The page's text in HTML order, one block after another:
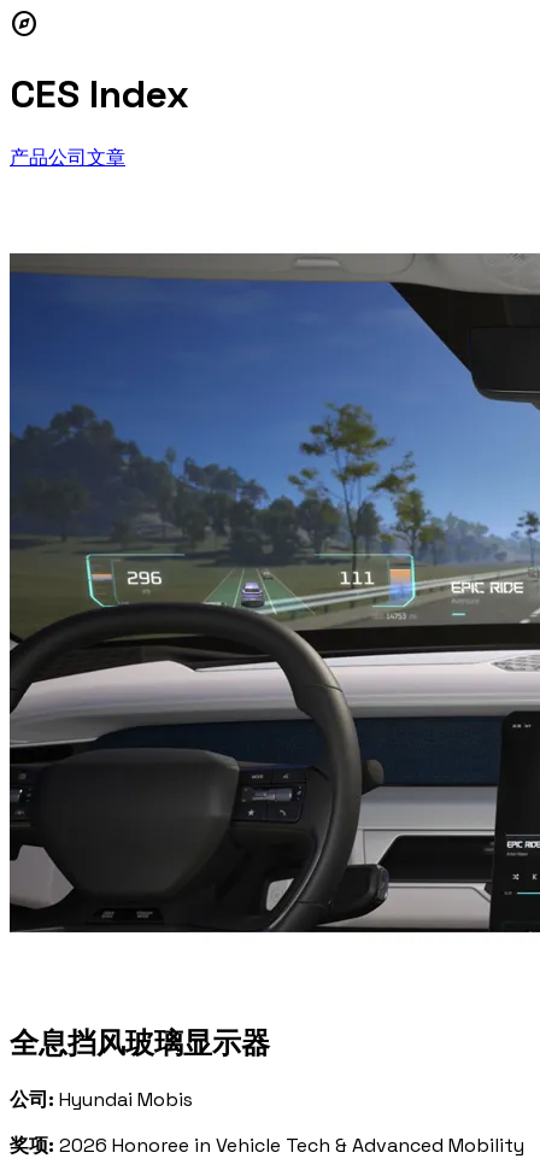
explore
CES Index
产品公司文章
全息挡风玻璃显示器
公司: Hyundai Mobis
奖项: 2026 Honoree in Vehicle Tech & Advanced Mobility